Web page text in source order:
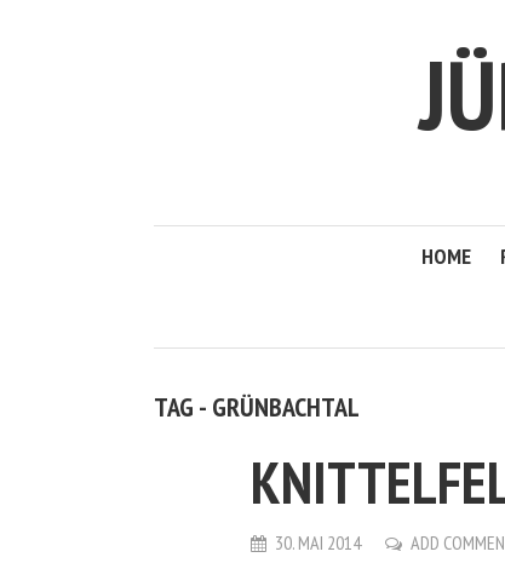
HOME
TAG - GRÜNBACHTAL
30. MAI 2014 ADD